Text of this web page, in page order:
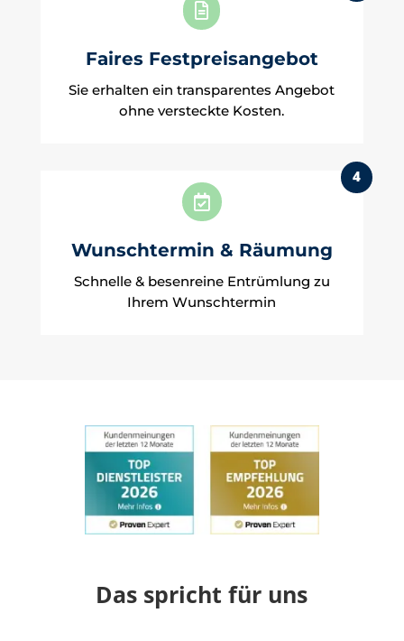

Faires Festpreisangebot
Sie erhalten ein transparentes Angebot
ohne versteckte Kosten.

Wunschtermin & Räumung
4
Schnelle & besenreine Entrümlung zu
Ihrem Wunschtermin
Das spricht für uns